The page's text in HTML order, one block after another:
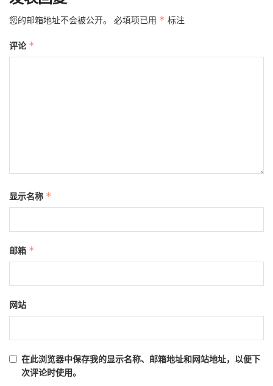
您的邮箱地址不会被公开。 必填项已用 * 标注
评论 *
显示名称 *
邮箱 *
网站
在此浏览器中保存我的显示名称、邮箱地址和网站地址，以便下
次评论时使用。